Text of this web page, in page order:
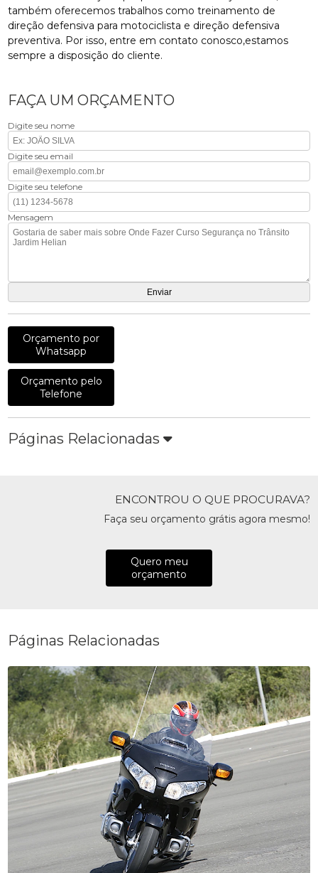
também oferecemos trabalhos como treinamento de
direção defensiva para motociclista e direção defensiva
preventiva. Por isso, entre em contato conosco,estamos
sempre a disposição do cliente.
FAÇA UM ORÇAMENTO
Digite seu nome
Digite seu email
Digite seu telefone
Mensagem
Orçamento por
Whatsapp
Orçamento pelo
Telefone
Páginas Relacionadas
ENCONTROU O QUE PROCURAVA?
Faça seu orçamento grátis agora mesmo!
Quero meu
orçamento
Páginas Relacionadas